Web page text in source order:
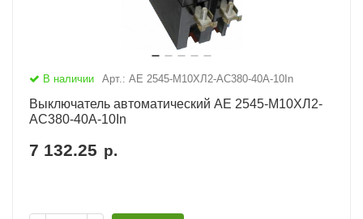
В наличии Арт.: АЕ 2545-М10ХЛ2-AC380-40А-10In
Выключатель автоматический АЕ 2545-М10ХЛ2-
AC380-40А-10In
7 132.25 р.